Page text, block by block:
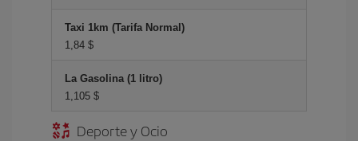
Taxi 1km (Tarifa Normal)
1,84 $
La Gasolina (1 litro)
1,105 $
Deporte y Ocio